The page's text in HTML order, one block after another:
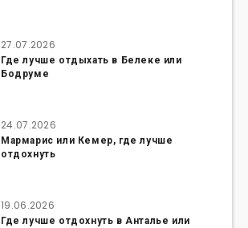
27.07.2026
Где лучше отдыхать в Белеке или
Бодруме
24.07.2026
Мармарис или Кемер, где лучше
отдохнуть
19.06.2026
Где лучше отдохнуть в Анталье или